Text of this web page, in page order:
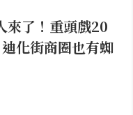
來了！重頭戲20
化街商圈也有蜘